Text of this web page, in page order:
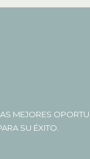
MEJORES
SU ÉXITO.